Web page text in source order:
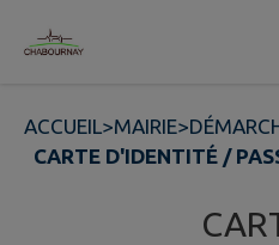
Contenu
ACCUEIL>MAIRIE>
CARTE D'IDENTITÉ /